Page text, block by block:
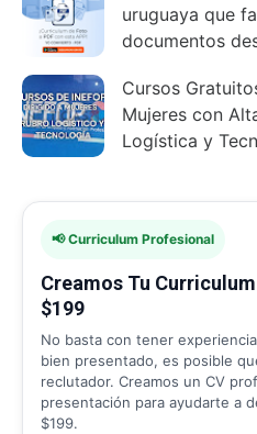
uruguaya que
documentos
Cursos
Mujeres con
Logística y
📢 Curriculum Profesional
Creamos Tu
$199
No basta con tener
bien presentado, es posible
reclutador. Creamos un CV
presentación para ayudarte a
$199.